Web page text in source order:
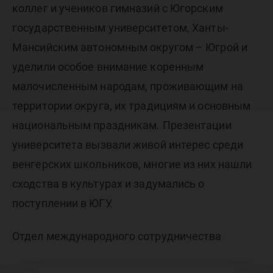
коллег и учеников гимназий с Югорским
государственным университетом, Ханты-
Мансийским автономным округом – Югрой и
уделили особое внимание коренным
малочисленным народам, проживающим на
территории округа, их традициям и основным
национальным праздникам. Презентации
университета вызвали живой интерес среди
венгерских школьников, многие из них нашли
сходства в культурах и задумались о
поступлении в ЮГУ.
Отдел международного сотрудничества